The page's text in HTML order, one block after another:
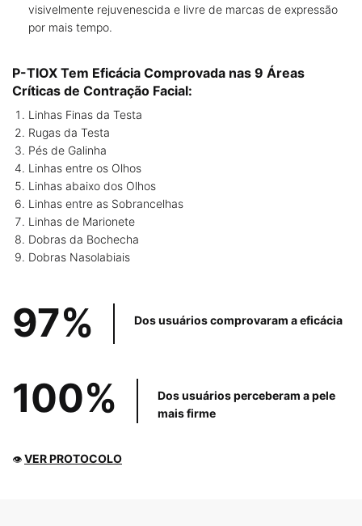
visivelmente rejuvenescida e livre de marcas de expressão
por mais tempo.
P-TIOX Tem Eficácia Comprovada nas 9 Áreas
Críticas de Contração Facial:
Linhas Finas da Testa ​
Rugas da Testa
Pés de Galinha
Linhas entre os Olhos
Linhas abaixo dos Olhos
Linhas entre as Sobrancelhas
Linhas de Marionete
Dobras da Bochecha
Dobras Nasolabiais
97% Dos usuárioscomprovaram a eficácia
100% Dos usuários perceberam a pele
mais firme
👁 VER PROTOCOLO